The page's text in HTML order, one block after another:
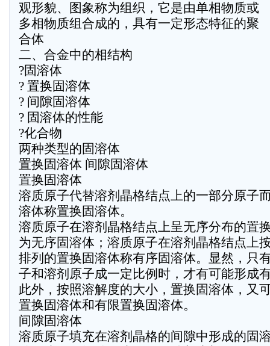
观形貌、图象称为组织，它是由单相物质或
多相物质组合成的，具有一定形态特征的聚
合体
二、合金中的相结构
?固溶体
? 置换固溶体
? 间隙固溶体
? 固溶体的性能
?化合物
两种类型的固溶体
置换固溶体 间隙固溶体
置换固溶体
溶质原子代替溶剂晶格结点上的一部分原子
溶体称置换固溶体。
溶质原子在溶剂晶格结点上呈无序分布的置
为无序固溶体；溶质原子在溶剂晶格结点上
排列的置换固溶体称有序固溶体。显然，只
子和溶剂原子成一定比例时，才有可能形成
此外，按照溶解度的大小，置换固溶体，又
置换固溶体和有限置换固溶体。
间隙固溶体
溶质原子填充在溶剂晶格的间隙中形成的固